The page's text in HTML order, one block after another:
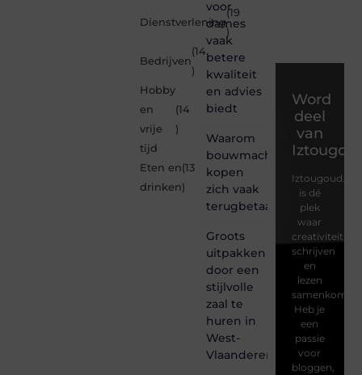
Dienstverlening
(19
)
Bedrijven
(14
)
Hobby
en
vrije
tijd
(14
)
Eten en
drinken
(13
)
voor
dames
vaak
betere
kwaliteit
en advies
biedt
Waarom
bouwmachines
kopen
zich vaak
terugbetaalt
Groots
uitpakken
door een
stijlvolle
zaal te
huren in
West-
Vlaanderen
Word
deel
van
Iztougoud.be
is dé
plek
waar
creativiteit,
schrijven
en
lezen
samenkomen.
Heb je
een
passie
voor
bloggen,